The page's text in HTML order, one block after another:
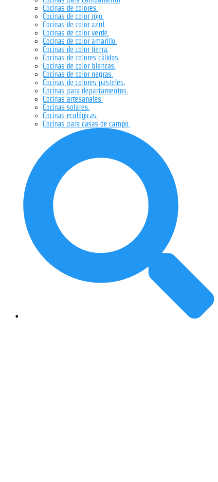
Cocinas de colores.
Cocinas de color rojo.
Cocinas de color azul.
Cocinas de color verde.
Cocinas de color amarillo.
Cocinas de color tierra.
Cocinas de colores cálidos.
Cocinas de color blancas.
Cocinas de color negras.
Cocinas de colores pasteles.
Cocinas para departamentos.
Cocinas artesanales.
Cocinas solares.
Cocinas ecológicas.
Cocinas para casas de campo.